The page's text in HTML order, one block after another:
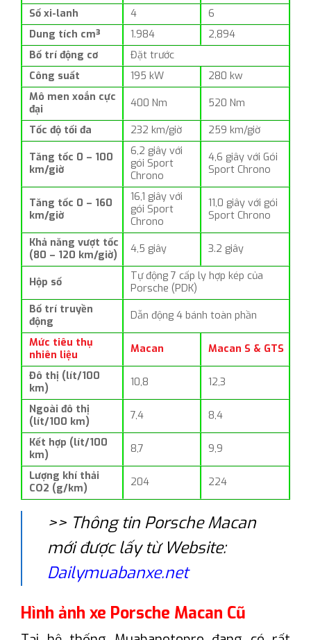
Số xi-lanh
4
6
Dung tích cm³
1.984
2,894
Bố trí động cơ
Đặt trước
Công suất
195 kW
280 kw
Mô men xoắn cực
đại
400 Nm 520 Nm
Tốc độ tối đa 232 km/giờ 259 km/giờ
Tăng tốc 0 – 100
km/giờ
6,2 giây với
gói Sport
Chrono
4,6 giây với Gói
Sport Chrono
Tăng tốc 0 – 160
km/giờ
16,1 giây với
gói Sport
Chrono
11,0 giây với gói
Sport Chrono
Khả năng vượt tốc
(80 – 120 km/giờ)
4,5 giây 3.2 giây
Hộp số
Tự động 7 cấp ly hợp kép của
Porsche (PDK)
Bố trí truyền
động
Dẫn động 4 bánh toàn phần
Mức tiêu thụ
nhiên liệu
Macan Macan S & GTS
Đô thị (lít/100
km)
10,8 12,3
Ngoài đô thị
(lít/100 km)
7,4 8,4
Kết hợp (lít/100
km)
8,7 9,9
Lượng khí thải
CO2 (g/km)
204 224
>> Thông tin Porsche Macan
mới được lấy từ Website:
Dailymuabanxe.net
Hình ảnh xe Porsche Macan Cũ